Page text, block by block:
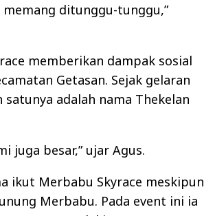
ditunggu-tunggu,”
memberikan dampak sosial
Getasan. Sejak gelaran
adalah nama Thekelan
juga besar,” ujar Agus.
ikut Merbabu Skyrace meskipun
Merbabu. Pada event ini ia